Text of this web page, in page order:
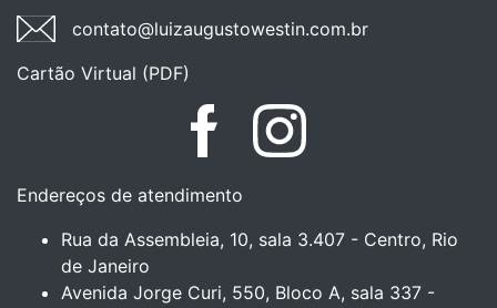
contato@luizaugustowestin.com.br
Cartão Virtual (PDF)
FacebookInstagram
Endereços de atendimento
Rua da Assembleia, 10, sala 3.407 - Centro, Rio
de Janeiro
Avenida Jorge Curi, 550, Bloco A, sala 337 -